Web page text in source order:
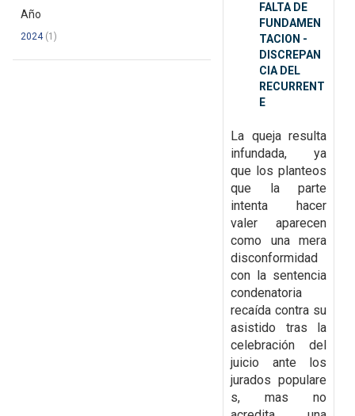
Año
2024(1)
FALTA DE
FUNDAMEN
TACION -
DISCREPAN
CIA DEL
RECURRENT
E
La queja resulta
infundada, ya
que los planteos
que la parte
intenta hacer
valer aparecen
como una mera
disconformidad
con la sentencia
condenatoria
recaída contra su
asistido tras la
celebración del
juicio ante los
jurados populare
s, mas no